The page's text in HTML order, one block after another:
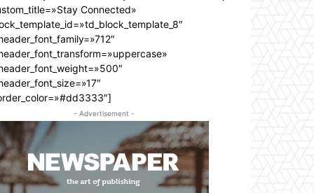
Connected»
- Advertisement -